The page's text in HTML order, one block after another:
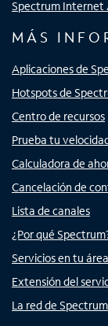
Spectrum Internet
MÁS
Aplicaciones de
Hotspots de
Centro de recursos
Prueba tu
Calculadora de
Cancelación de
Lista de canales
¿Por qué
Servicios en tu área
Extensión del
La red de Spectrum